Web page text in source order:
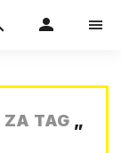
ZA TAG „